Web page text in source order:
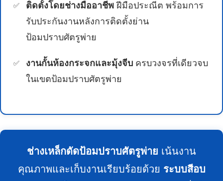
ติดตั้งโดยช่างมืออาชีพ ฝีมือประณีต พร้อมการ
รับประกันงานหลังการติดตั้งย่าน
ป้อมปราบศัตรูพ่าย
งานกั้นห้องกระจกและมุ้งจีบ ครบวงจรที่เดียวจบ
ในเขตป้อมปราบศัตรูพ่าย
ช่างเหล็กดัดป้อมปราบศัตรูพ่าย เน้นงาน
คุณภาพและเก็บงานเรียบร้อยด้วย ระบบสีอบ